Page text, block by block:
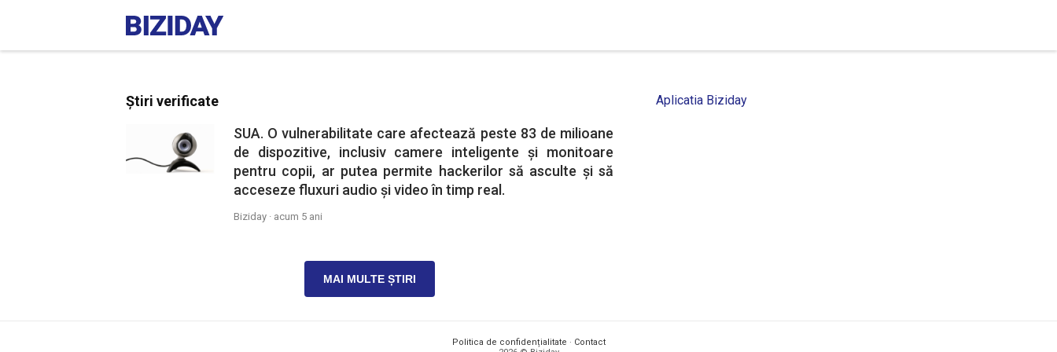
Știri verificate
SUA. O vulnerabilitate care afectează peste 83 de milioane
de dispozitive, inclusiv camere inteligente și monitoare
pentru copii, ar putea permite hackerilor să asculte și să
acceseze fluxuri audio și video în timp real.
Biziday · acum 5 ani
MAI MULTE ȘTIRI
Aplicatia Biziday
Politica de confidențialitate · Contact